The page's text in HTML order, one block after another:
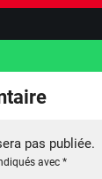
pas publiée.
avec *